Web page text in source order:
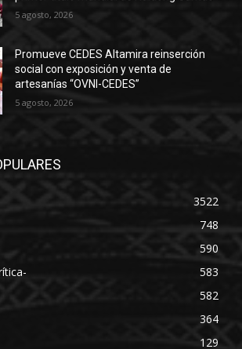
5 agosto, 2026
Promueve CEDES Altamira reinserción
social con exposición y venta de
artesanías “OVNI-CEDES”
5 agosto, 2026
3522
748
590
583
582
364
129